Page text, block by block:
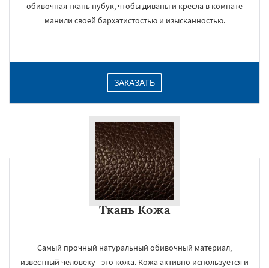
обивочная ткань нубук, чтобы диваны и кресла в комнате
манили своей бархатистостью и изысканностью.
ЗАКАЗАТЬ
Ткань Кожа
Самый прочный натуральный обивочный материал,
известный человеку - это кожа. Кожа активно используется и